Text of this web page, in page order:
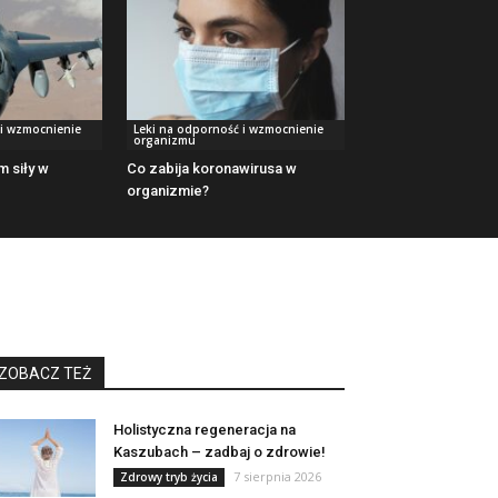
wzmocnienie
siły w
Leki na odporność i wzmocnienie
organizmu
Co zabija koronawirusa w
organizmie?
TEŻ
Holistyczna regeneracja na
Kaszubach – zadbaj o zdrowie!
Zdrowy tryb życia 7 sierpnia 2026